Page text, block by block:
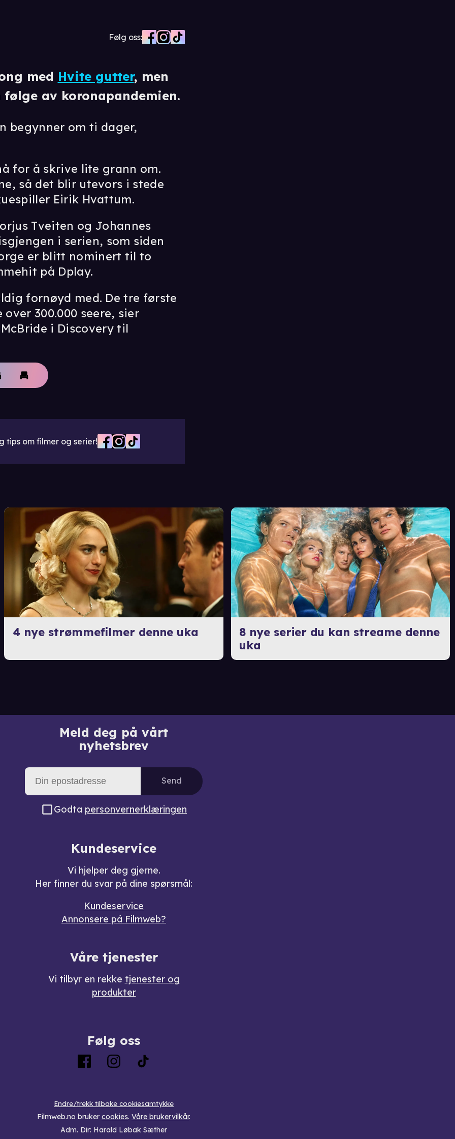
Følg oss:
med Hvite gutter, men
av koronapandemien.
begynner om ti dager,
for å skrive lite grann om.
så det blir utevors i stede
Eirik Hvattum.
Tveiten og Johannes
i serien, som siden
er blitt nominert til to
på Dplay.
fornøyd med. De tre første
300.000 seere, sier
i Discovery til
tips om filmer og serier!
4 nye strømmefilmer denne uka
8 nye serier du kan streame denne
uka
Meld deg på vårt
nyhetsbrev
Send
Godta personvernerklæringen
Kundeservice
Vi hjelper deg gjerne.
Her finner du svar på dine spørsmål:
Kundeservice
Annonsere på Filmweb?
Våre tjenester
Vi tilbyr en rekke tjenester og
produkter
Følg oss
Endre/trekk tilbake cookiesamtykke
Filmweb.no bruker cookies. Våre brukervilkår.
Adm. Dir: Harald Løbak Sæther